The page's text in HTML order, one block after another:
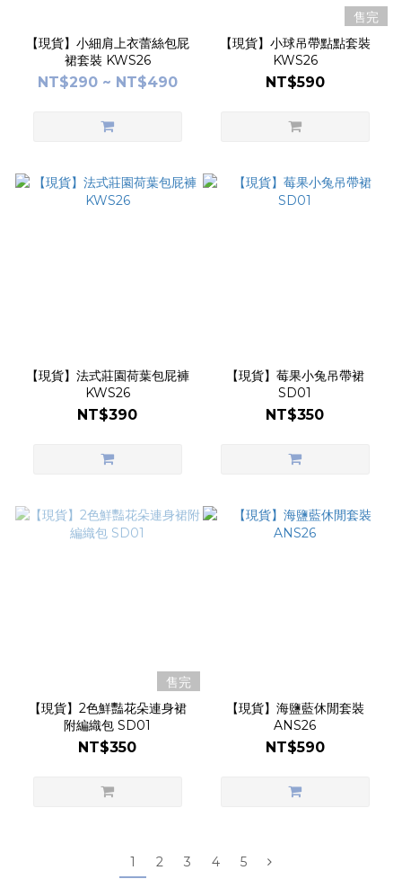
【現貨】小細肩上衣蕾絲包屁
裙套裝 KWS26
NT$290 ~ NT$490
售完
【現貨】小球吊帶點點套裝
KWS26
NT$590
【現貨】法式莊園荷葉包屁褲
KWS26
NT$390
【現貨】莓果小兔吊帶裙
SD01
NT$350
售完
【現貨】2色鮮豔花朵連身裙
附編織包 SD01
NT$350
【現貨】海鹽藍休閒套裝
ANS26
NT$590
1 2 3 4 5